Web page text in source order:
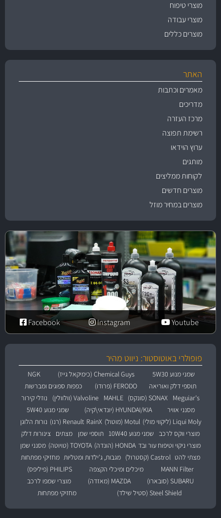
מוצרי טיפוח
מוצרי עבודה
מוצרים כללים
האתר
מאמרים וכתבות
מדריכים
מרכז העזרה
רשימת תפוצה
ערוץ הוידאו
מותגים
לקוחות ממליצים
מוצרים חדשים
מוצרים במחיר מוזל
Youtube
Instagram
Facebook
פופולרי באוטוסטור: ניווט מהיר
שמני מנוע 5W30 Chemical Guys (כימיקאל גייז)
NGK
תוספי דלק ואוריאה
FERODO (פרודו)
כפפות ספוגים ומברשות
Meguiar's
SONAX (סונקס) MAHLE Valvoline (וולוולין)
נוזלי קירור
מסנני אוויר
HYUNDAI/KIA (יונדאי\קיה)
שמני מנוע 5W40
Liqui Moly (ליקווי מולי)
Motul (מוטול) RainX Renault (רנו)
נורות הלוגן
מוצרי ווקס לרכב
שמני מנוע 10W40 תוספי שמן מצתים
צינורות דלק
מוצרי ניקוי וטיפוח עור ובד HONDA (הונדה) TOYOTA (טויוטה)
מסנני שמן
מצתי להט Castrol (קסטרול) מגבות, ג'ילדות ומטליות מחזיקי מפתחות
MANN Filter
מיכלים ומיכלי הקצפה
PHILIPS (פיליפס)
SUBARU (סובארו)
MAZDA (מאזדה)
מוצרי שמפו לרכב
Steel Shield (סטיל שילד)
מחזיקי מפתחות